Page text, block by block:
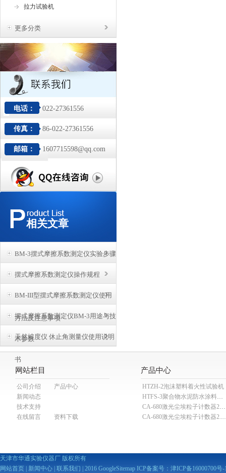
拉力试验机
更多分类
电话： 022-27361556
传真： 86-022-27361556
邮箱： 1607715598@qq.com
相关文章
BM-3摆式摩擦系数测定仪实验步骤
摆式摩擦系数测定仪操作规程
BM-III型摆式摩擦系数测定仪使用
方法及注意事项
摆式摩擦系数测定仪BM-3用途与技
术参数
天然坡度仪 休止角测量仪使用说明
书
网站栏目
公司介绍
产品中心
新闻动态
技术支持
在线留言
资料下载
产品中心
HTZH-2泡沫塑料着火性试验机
HTFS-3聚合物水泥防水涂料分散机
CA-680激光尘埃粒子计数器28.3L
CA-680激光尘埃粒子
天津市华通实验仪器厂 版权所有
网站首页
新闻中心 联系我们 | 2016 GoogleSitemap ICP备案号： 津ICP备16000700号-